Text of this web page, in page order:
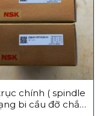
chính ( spindle
bi cầu đỡ chắn